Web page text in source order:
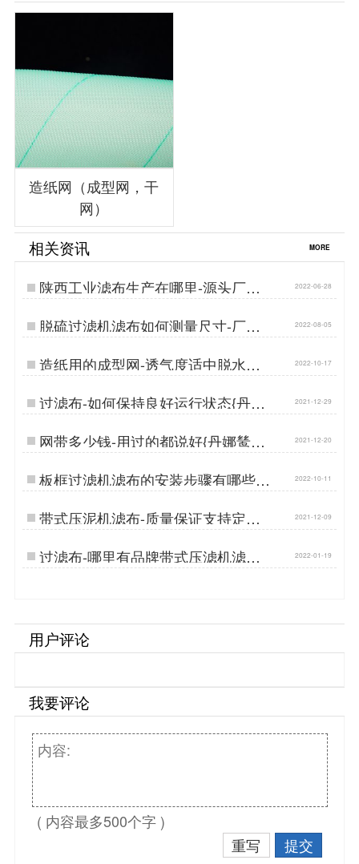
造纸网（成型网，干
网）
相关资讯 MORE
陕西工业滤布生产在哪里-源头厂家
更耐磨[丹娜鸶]…
2022-06-28
脱硫过滤机滤布如何测量尺寸-厂家
上门服务[丹娜鸶]…
2022-08-05
造纸用的成型网-透气度适中脱水性
能好…
2022-10-17
过滤布-如何保持良好运行状态{丹娜
鸶过滤}…
2021-12-29
网带多少钱-用过的都说好{丹娜鸶过
滤}…
2021-12-20
板框过滤机滤布的安装步骤有哪些-
源厂安装指导…
2022-10-11
带式压泥机滤布-质量保证支持定制
{丹娜鸶过滤}…
2021-12-09
过滤布-哪里有品牌带式压滤机滤布
厂家{丹娜鸶过滤}…
2022-01-19
用户评论
我要评论
( 内容最多500个字 )
重写
提交